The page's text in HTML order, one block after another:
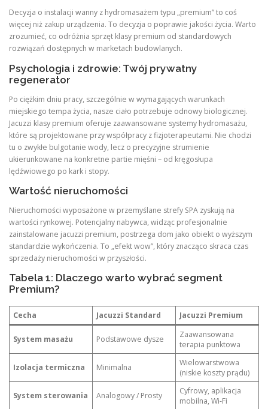
Decyzja o instalacji wanny z hydromasażem typu „premium” to coś
więcej niż zakup urządzenia. To decyzja o poprawie jakości życia. Warto
zrozumieć, co odróżnia sprzęt klasy premium od standardowych
rozwiązań dostępnych w marketach budowlanych.
Psychologia i zdrowie: Twój prywatny
regenerator
Po ciężkim dniu pracy, szczególnie w wymagających warunkach
miejskiego tempa życia, nasze ciało potrzebuje odnowy biologicznej.
Jacuzzi klasy premium oferuje zaawansowane systemy hydromasażu,
które są projektowane przy współpracy z fizjoterapeutami. Nie chodzi
tu o zwykłe bulgotanie wody, lecz o precyzyjne strumienie
ukierunkowane na konkretne partie mięśni – od kręgosłupa
lędźwiowego po kark i stopy.
Wartość nieruchomości
Nieruchomości wyposażone w przemyślane strefy SPA zyskują na
wartości rynkowej. Potencjalny nabywca, widząc profesjonalnie
zainstalowane jacuzzi premium, postrzega dom jako obiekt o wyższym
standardzie wykończenia. To „efekt wow”, który znacząco skraca czas
sprzedaży nieruchomości w przyszłości.
Tabela 1: Dlaczego warto wybrać segment
Premium?
Cecha Jacuzzi Standard Jacuzzi Premium
System masażu Podstawowe dysze
Zaawansowana
terapia punktowa
Izolacja termiczna Minimalna
Wielowarstwowa
(niskie koszty prądu)
System sterowania Analogowy / Prosty
Cyfrowy, aplikacja
mobilna, Wi-Fi